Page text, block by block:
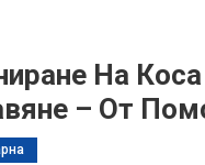
На
– От